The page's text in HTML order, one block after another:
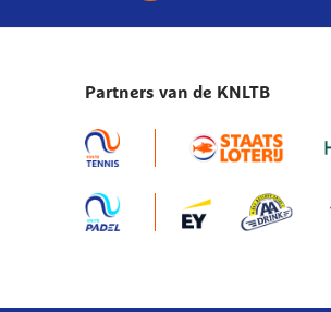
een
onttrekkingsverbod
Partners van de KNLTB